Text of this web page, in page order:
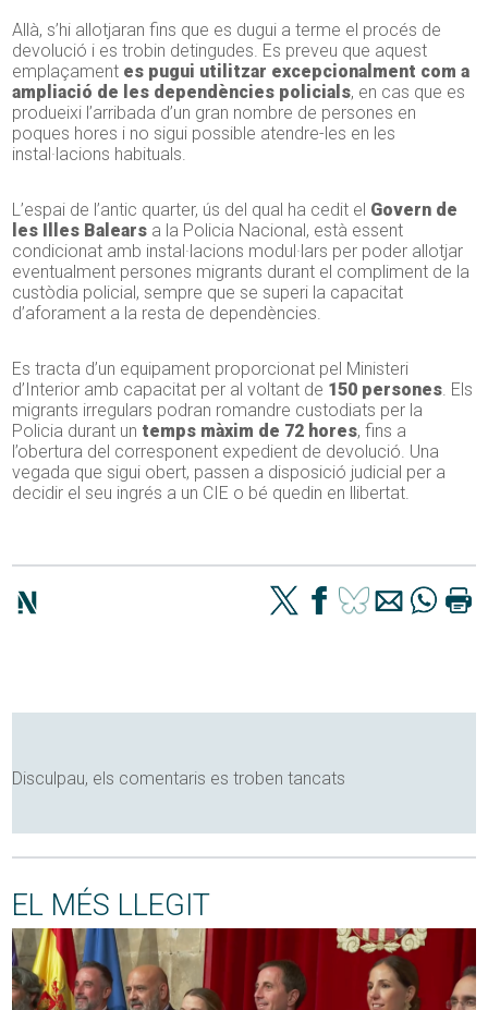
Allà, s’hi allotjaran fins que es dugui a terme el procés de
devolució i es trobin detingudes. Es preveu que aquest
emplaçament es pugui utilitzar excepcionalment com a
ampliació de les dependències policials, en cas que es
produeixi l’arribada d’un gran nombre de persones en
poques hores i no sigui possible atendre-les en les
instal·lacions habituals.
L’espai de l’antic quarter, ús del qual ha cedit el Govern de
les Illes Balears a la Policia Nacional, està essent
condicionat amb instal·lacions modul·lars per poder allotjar
eventualment persones migrants durant el compliment de la
custòdia policial, sempre que se superi la capacitat
d’aforament a la resta de dependències.
Es tracta d’un equipament proporcionat pel Ministeri
d’Interior amb capacitat per al voltant de 150 persones. Els
migrants irregulars podran romandre custodiats per la
Policia durant un temps màxim de 72 hores, fins a
l’obertura del corresponent expedient de devolució. Una
vegada que sigui obert, passen a disposició judicial per a
decidir el seu ingrés a un CIE o bé quedin en llibertat.
Disculpau, els comentaris es troben tancats
EL MÉS LLEGIT